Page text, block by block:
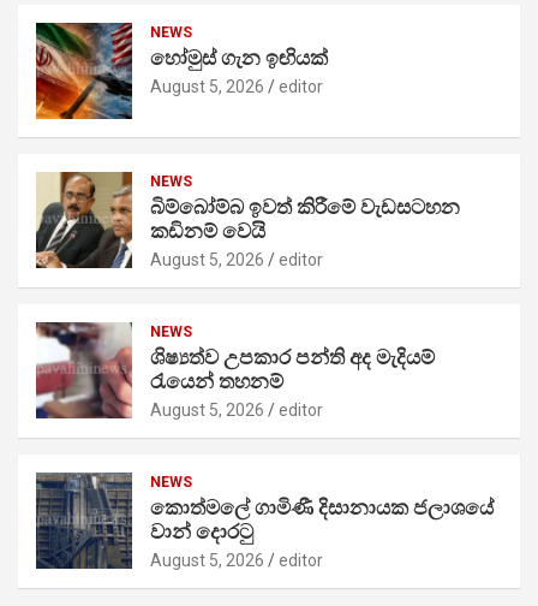
NEWS
හෝමුස් ගැන ඉඟියක්
August 5, 2026 editor
NEWS
බිම්බෝම්බ ඉවත් කිරීමේ වැඩසටහන
කඩිනම් වෙයි
August 5, 2026 editor
NEWS
ශිෂ්‍යත්ව උපකාර පන්ති අද මැදියම්
රැයෙන් තහනම්
August 5, 2026 editor
NEWS
කොත්මලේ ගාමිණී දිසානායක ජලාශයේ
වාන් දොරටු
August 5, 2026 editor